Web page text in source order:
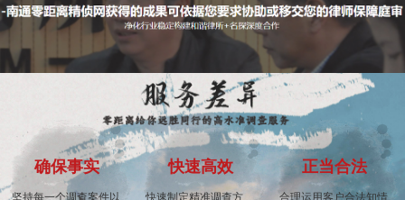
确保事实
坚持每一个调查案件以
快速高效
快速制定精准调查方
正当合法
合理运用客户合法知情